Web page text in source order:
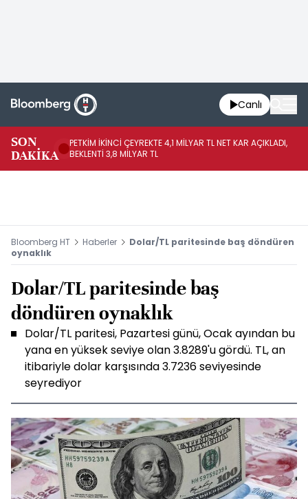
Canlı
SON
DAKİKA
PETKİM İKİNCİ ÇEYREKTE 4,1 MİLYAR TL NET KAR AÇIKLADI,
BEKLENTİ 3,8 MİLYAR TL
Bloomberg HT Haberler
Dolar/TL paritesinde baş döndüren
oynaklık
Dolar/TL paritesinde baş
döndüren oynaklık
Dolar/TL paritesi, Pazartesi günü, Ocak ayından bu
yana en yüksek seviye olan 3.8289'u gördü. TL, an
itibariyle dolar karşısında 3.7236 seviyesinde
seyrediyor